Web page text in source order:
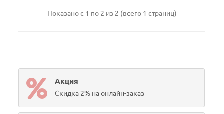
Показано с 1 по 2 из 2 (всего 1 страниц)
Акция
Скидка 2% на онлайн-заказ